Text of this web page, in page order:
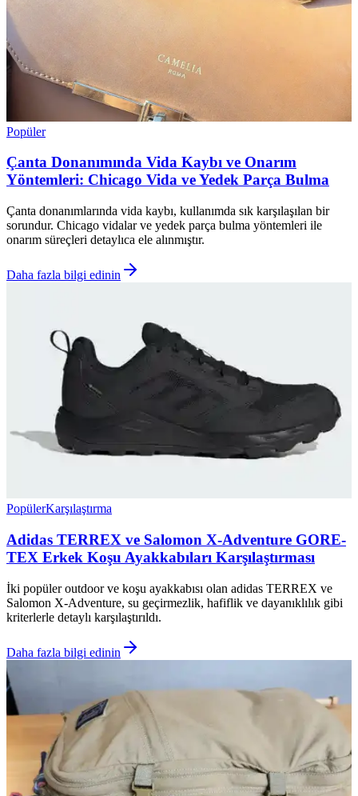
Popüler
Çanta Donanımında Vida Kaybı ve Onarım
Yöntemleri: Chicago Vida ve Yedek Parça Bulma
Çanta donanımlarında vida kaybı, kullanımda sık karşılaşılan bir
sorundur. Chicago vidalar ve yedek parça bulma yöntemleri ile
onarım süreçleri detaylıca ele alınmıştır.
Daha fazla bilgi edinin
PopülerKarşılaştırma
Adidas TERREX ve Salomon X-Adventure GORE-
TEX Erkek Koşu Ayakkabıları Karşılaştırması
İki popüler outdoor ve koşu ayakkabısı olan adidas TERREX ve
Salomon X-Adventure, su geçirmezlik, hafiflik ve dayanıklılık gibi
kriterlerle detaylı karşılaştırıldı.
Daha fazla bilgi edinin